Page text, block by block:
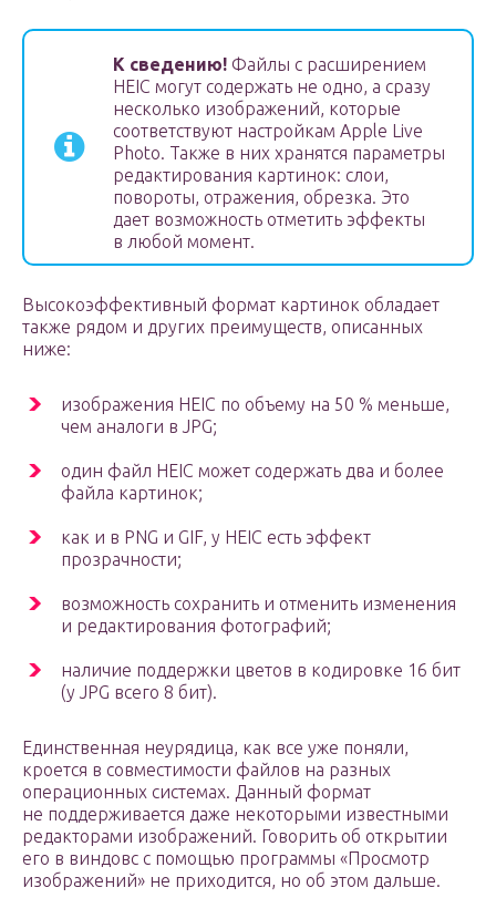
К сведению! Файлы с расширением
HEIC могут содержать не одно, а сразу
несколько изображений, которые
соответствуют настройкам Apple Live
Photo. Также в них хранятся параметры
редактирования картинок: слои,
повороты, отражения, обрезка. Это
дает возможность отметить эффекты
в любой момент.
Высокоэффективный формат картинок обладает
также рядом и других преимуществ, описанных
ниже:
изображения HEIC по объему на 50 % меньше,
чем аналоги в JPG;
один файл HEIC может содержать два и более
файла картинок;
как и в PNG и GIF, у HEIC есть эффект
прозрачности;
возможность сохранить и отменить изменения
и редактирования фотографий;
наличие поддержки цветов в кодировке 16 бит
(у JPG всего 8 бит).
Единственная неурядица, как все уже поняли,
кроется в совместимости файлов на разных
операционных системах. Данный формат
не поддерживается даже некоторыми известными
редакторами изображений. Говорить об открытии
его в виндовс с помощью программы «Просмотр
изображений» не приходится, но об этом дальше.